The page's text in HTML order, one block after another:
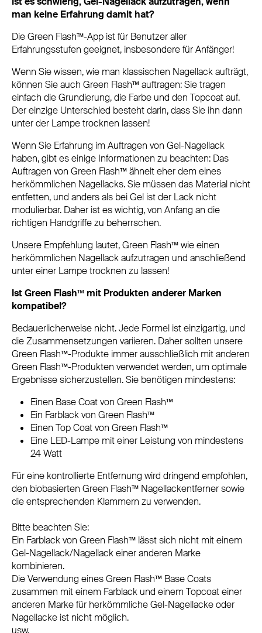
man keine Erfahrung damit hat?
Die Green Flash™-App ist für Benutzer aller
Erfahrungsstufen geeignet, insbesondere für Anfänger!
Wenn Sie wissen, wie man klassischen Nagellack aufträgt,
können Sie auch Green Flash™ auftragen: Sie tragen
einfach die Grundierung, die Farbe und den Topcoat auf.
Der einzige Unterschied besteht darin, dass Sie ihn dann
unter der Lampe trocknen lassen!
Wenn Sie Erfahrung im Auftragen von Gel-Nagellack
haben, gibt es einige Informationen zu beachten: Das
Auftragen von Green Flash™ ähnelt eher dem eines
herkömmlichen Nagellacks. Sie müssen das Material nicht
entfetten, und anders als bei Gel ist der Lack nicht
modulierbar. Daher ist es wichtig, von Anfang an die
richtigen Handgriffe zu beherrschen.
Unsere Empfehlung lautet, Green Flash™ wie einen
herkömmlichen Nagellack aufzutragen und anschließend
unter einer Lampe trocknen zu lassen!
Ist Green Flash™ mit Produkten anderer Marken
kompatibel?
Bedauerlicherweise nicht. Jede Formel ist einzigartig, und
die Zusammensetzungen variieren. Daher sollten unsere
Green Flash™-Produkte immer ausschließlich mit anderen
Green Flash™-Produkten verwendet werden, um optimale
Ergebnisse sicherzustellen. Sie benötigen mindestens:
Einen Base Coat von Green Flash™
Ein Farblack von Green Flash™
Einen Top Coat von Green Flash™
Eine LED-Lampe mit einer Leistung von mindestens
24 Watt
Für eine kontrollierte Entfernung wird dringend empfohlen,
den biobasierten Green Flash™ Nagellackentferner sowie
die entsprechenden Klammern zu verwenden.
Bitte beachten Sie:
Ein Farblack von Green Flash™ lässt sich nicht mit einem
Gel-Nagellack/Nagellack einer anderen Marke
kombinieren.
Die Verwendung eines Green Flash™ Base Coats
zusammen mit einem Farblack und einem Topcoat einer
anderen Marke für herkömmliche Gel-Nagellacke oder
Nagellacke ist nicht möglich.
usw.